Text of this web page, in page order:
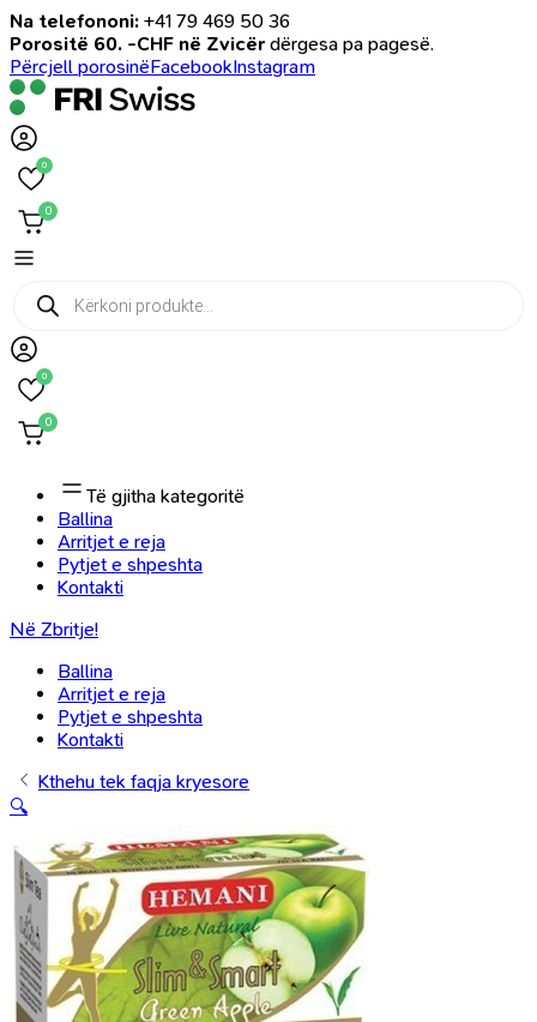
Na telefononi: +41 79 469 50 36
Porositë 60. -CHF në Zvicër dërgesa pa pagesë.
Përcjell porosinëFacebookInstagram
0
0
Products
search
0
0
Të gjitha kategoritë
Ballina
Arritjet e reja
Pytjet e shpeshta
Kontakti
Në Zbritje!
Ballina
Arritjet e reja
Pytjet e shpeshta
Kontakti
Kthehu tek faqja kryesore
🔍